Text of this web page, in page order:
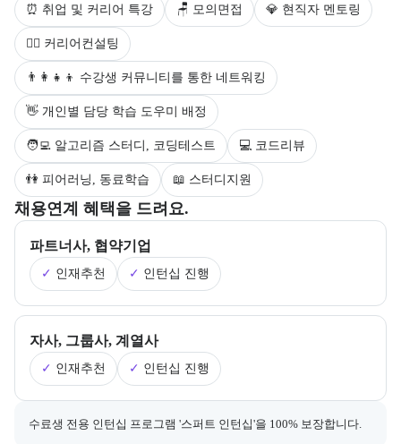
⏰ 취업 및 커리어 특강 🪑 모의면접 💎 현직자 멘토링
💁‍♀️ 커리어컨설팅
👨‍👩‍👧‍👦 수강생 커뮤니티를 통한 네트워킹
👋 개인별 담당 학습 도우미 배정
🧑‍💻 알고리즘 스터디, 코딩테스트 💻 코드리뷰
👫 피어러닝, 동료학습 📖 스터디지원
채용연계 혜택을 드려요.
부트캠프의 채용 연계 기업 정보와 추가 안내 내용을 제공한다.
파트너사, 협약기업
✓ 인재추천 ✓ 인턴십 진행
자사, 그룹사, 계열사
✓ 인재추천 ✓ 인턴십 진행
채용 연계와 관련된 추가 안내 내용을 마크다운 형식으로 제공한다.
수료생 전용 인턴십 프로그램 '스퍼트 인턴십'을 100% 보장합니다.